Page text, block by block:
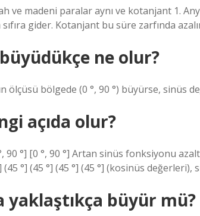
ve madeni paralar aynı ve kotanjant 1.
gider. Kotanjant bu süre zarfında
büyüdükçe ne olur?
ölçüsü bölgede (0 °, 90 °) büyürse, sinüs
açıda olur?
90 °] [0 °, 90 °] Artan sinüs fonksiyonu
(45 °] (45 °] (45 °] (45 °] (kosinüs
yaklaştıkça büyür mü?